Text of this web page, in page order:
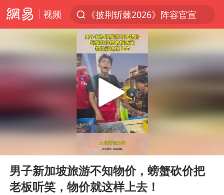
视频
《披荆斩棘2026》阵容官宣
杭州机场已取消航班388架次
浙江省委书记：该停下的坚决停下来
白海豚将给京津冀带来大暴雨
中国籍豪华游艇富商之子在泰国被杀
上门女婿出轨女邻居多年被判重婚罪
《龙餐馆》 冲奖
Play
男子新加坡旅游不知物价，螃蟹砍价把
老板听笑，物价就这样上去！